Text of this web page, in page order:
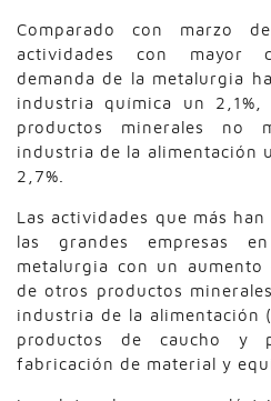
Comparado con marzo
actividades con mayor
demanda de la metalurgia
industria química un
productos minerales no
industria de la alimentación
2,7%.
Las actividades que más
las grandes empresas
metalurgia con un
de otros productos
industria de la alimentación
productos de caucho y
fabricación de material y